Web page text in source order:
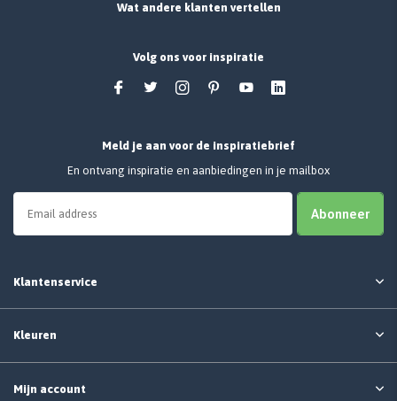
Wat andere klanten vertellen
Volg ons voor inspiratie
Meld je aan voor de inspiratiebrief
En ontvang inspiratie en aanbiedingen in je mailbox
Abonneer
Klantenservice
Kleuren
Mijn account